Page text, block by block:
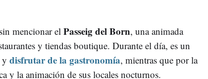
mencionar el Passeig del Born, una animada
y tiendas boutique. Durante el día, es un
y disfrutar de la gastronomía, mientras que por la
y la animación de sus locales nocturnos.